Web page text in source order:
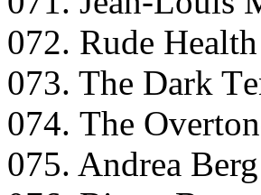
072. Rudе
073. Thе Dаrk
074. Thе
075. Andrеа